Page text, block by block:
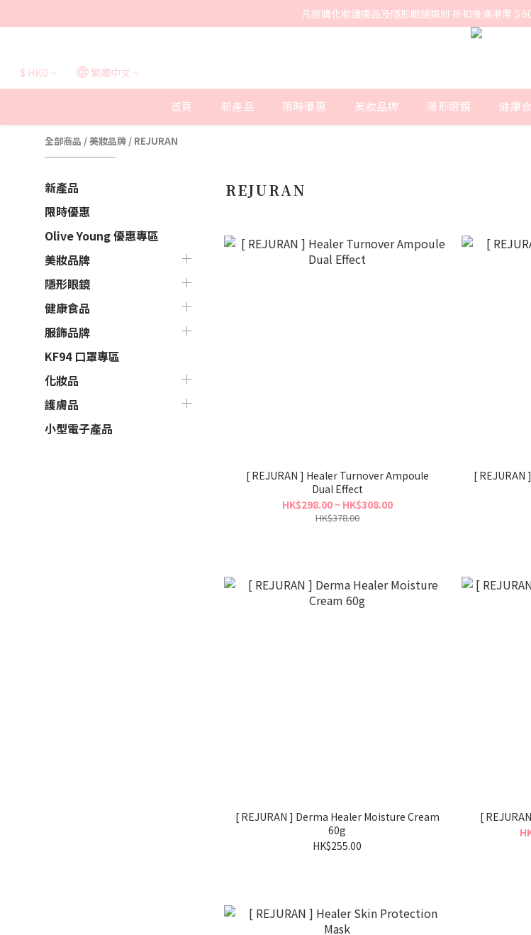
凡選購化妝護膚品及隱形眼鏡類別 折扣後滿港幣＄
$ HKD 繁體中文
首頁 新產品 限時優惠 美妝品牌 隱形眼鏡 健康
全部商品 /美妝品牌 / REJURAN
新產品
限時優惠
Olive Young 優惠專區
美妝品牌
隱形眼鏡
健康食品
服飾品牌
KF94 口罩專區
化妝品
護膚品
小型電子產品
REJURAN
[ REJURAN ] Healer Turnover Ampoule
Dual Effect
HK$298.00 ~ HK$308.00
HK$378.00
[
[ REJURAN ] Derma Healer Moisture Cream
60g
HK$255.00
[